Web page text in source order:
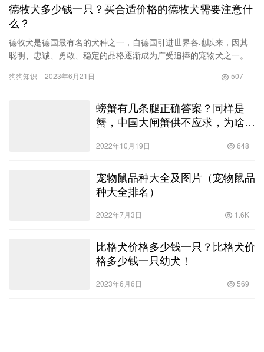
德牧犬多少钱一只？买合适价格的德牧犬需要注意什
么？
德牧犬是德国最有名的犬种之一，自德国引进世界各地以来，因其
聪明、忠诚、勇敢、稳定的品格逐渐成为广受追捧的宠物犬之一。
疑惑。…
狗狗知识 2023年6月21日 507
螃蟹有几条腿正确答案？同样是
蟹，中国大闸蟹供不应求，为啥美
2022年10月19日 648
宠物鼠品种大全及图片（宠物鼠品
种大全排名）
2022年7月3日 1.6K
比格犬价格多少钱一只？比格犬价
格多少钱一只幼犬！
2023年6月6日 569